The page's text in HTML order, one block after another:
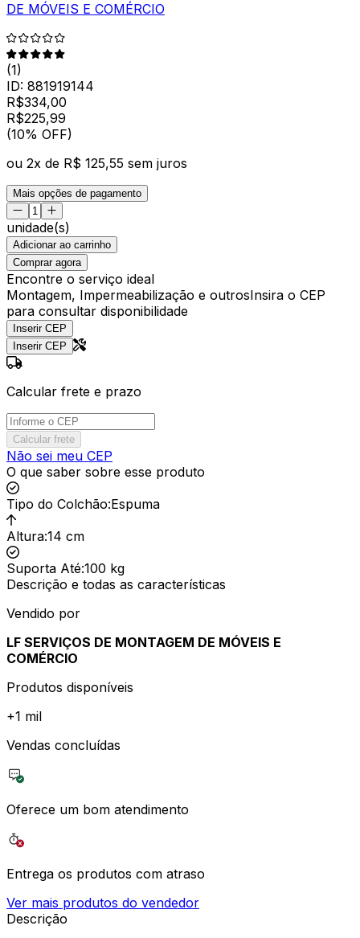
DE MÓVEIS E COMÉRCIO
(1)
ID: 881919144
R$334,00
R$225,99
(10% OFF)
ou 2x de R$ 125,55 sem juros
Mais opções de pagamento
unidade(s)
Adicionar ao carrinho
Comprar agora
Encontre o serviço ideal
Montagem, Impermeabilização e outrosInsira o CEP
para consultar disponibilidade
Inserir CEP
Inserir CEP
Calcular frete e prazo
Calcular frete
Não sei meu CEP
O que saber sobre esse produto
Tipo do Colchão:Espuma
Altura:14 cm
Suporta Até:100 kg
Descrição e todas as características
Vendido por
LF SERVIÇOS DE MONTAGEM DE MÓVEIS E
COMÉRCIO
Produtos disponíveis
+1 mil
Vendas concluídas
Oferece um bom atendimento
Entrega os produtos com atraso
Ver mais produtos do vendedor
Descrição